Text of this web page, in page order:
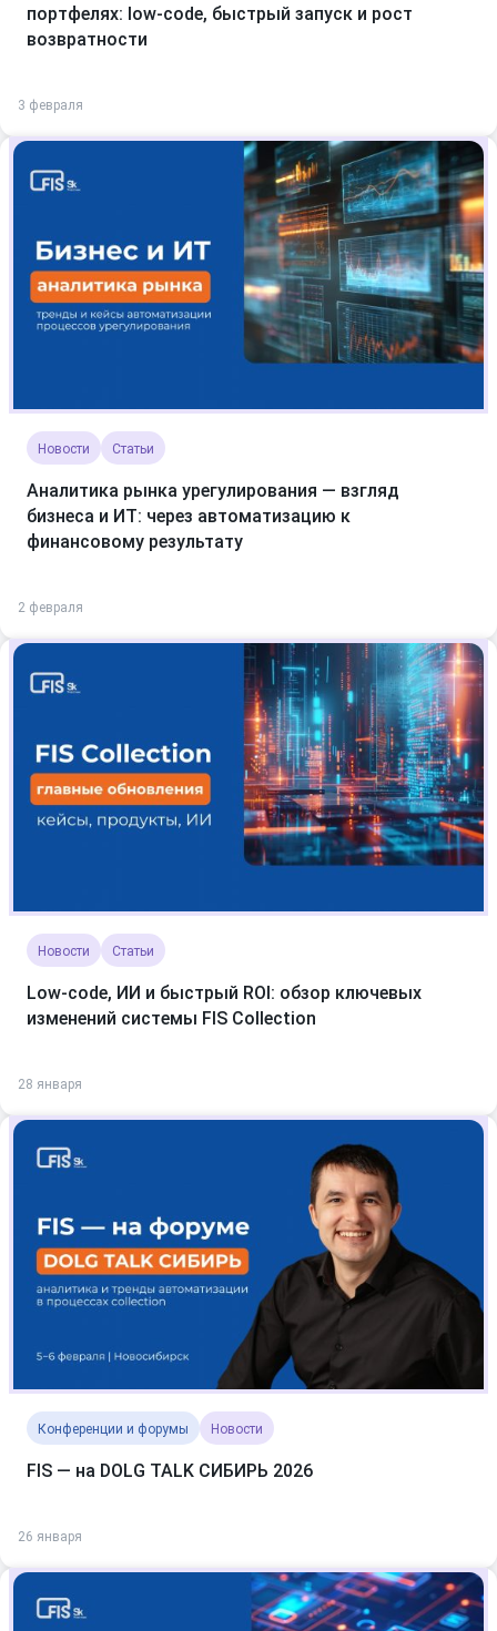
портфелях: low-code, быстрый запуск и рост
возвратности
3 февраля
Новости Статьи
Аналитика рынка урегулирования — взгляд
бизнеса и ИТ: через автоматизацию к
финансовому результату
2 февраля
Новости Статьи
Low-code, ИИ и быстрый ROI: обзор ключевых
изменений системы FIS Collection
28 января
Конференции и форумы Новости
FIS — на DOLG TALK СИБИРЬ 2026
26 января